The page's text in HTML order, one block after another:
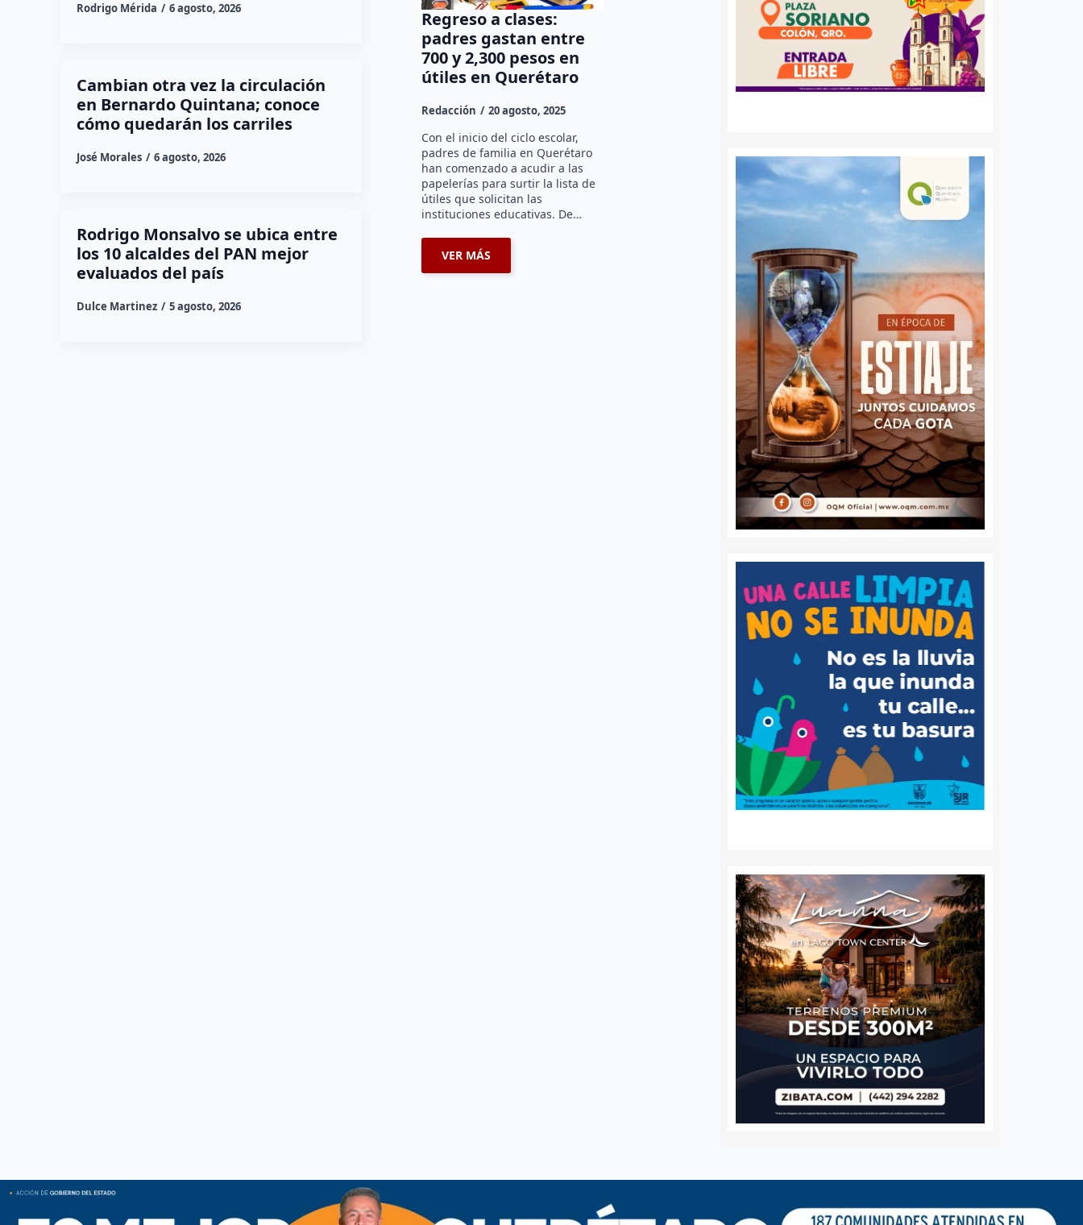
Rodrigo Mérida 6 agosto, 2026
Cambian otra vez la circulación
en Bernardo Quintana; conoce
cómo quedarán los carriles
José Morales 6 agosto, 2026
Rodrigo Monsalvo se ubica entre
los 10 alcaldes del PAN mejor
evaluados del país
Dulce Martinez 5 agosto, 2026
Regreso a clases:
padres gastan entre
700 y 2,300 pesos en
útiles en Querétaro
Redacción 20 agosto, 2025
Con el inicio del ciclo escolar,
padres de familia en Querétaro
han comenzado a acudir a las
papelerías para surtir la lista de
útiles que solicitan las
instituciones educativas. De…
VER MÁS